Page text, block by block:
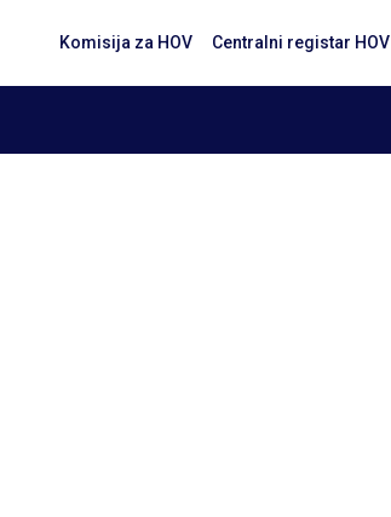
Komisija za HOV Centralni registar HOV